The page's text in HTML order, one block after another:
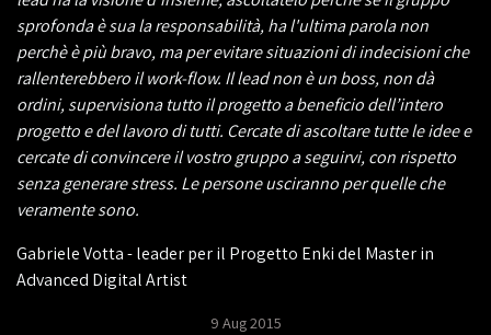
sprofonda è sua la responsabilità, ha l'ultima parola non
perchè è più bravo, ma per evitare situazioni di indecisioni che
rallenterebbero il work-flow. Il lead non è un boss, non dà
ordini, supervisiona tutto il progetto a beneficio dell’intero
progetto e del lavoro di tutti. Cercate di ascoltare tutte le idee e
cercate di convincere il vostro gruppo a seguirvi, con rispetto
senza generare stress. Le persone usciranno per quelle che
veramente sono.
Gabriele Votta - leader per il Progetto Enki del Master in
Advanced Digital Artist
9 Aug 2015